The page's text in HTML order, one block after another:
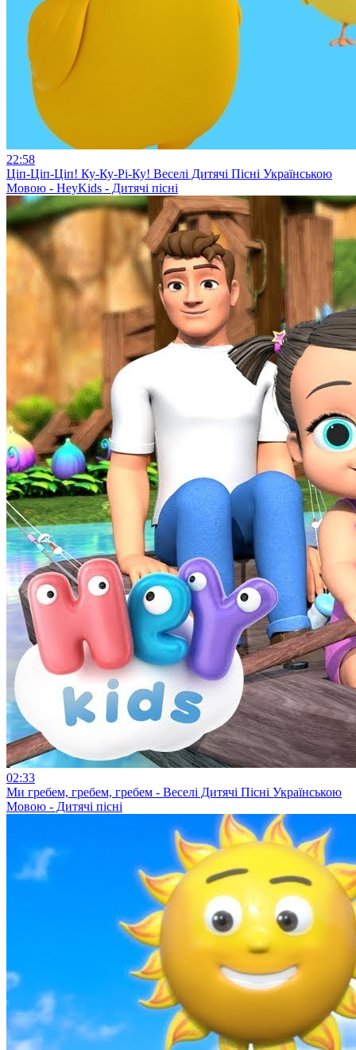
22:58
Ціп-Ціп-Ціп! Ку-Ку-Рі-Ку! Веселі Дитячі Пісні Українською
Мовою - HeyKids - Дитячі пісні
02:33
Ми гребем, гребем, гребем - Веселі Дитячі Пісні Українською
Мовою - Дитячі пісні